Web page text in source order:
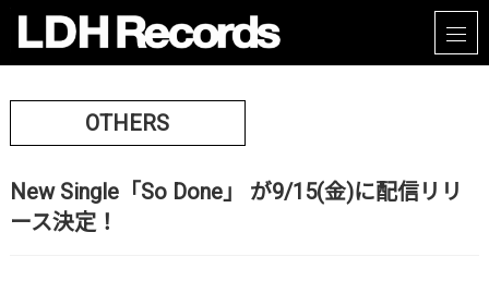
OTHERS
New Single「So Done」 が9/15(金)に配信リリ
ース決定！